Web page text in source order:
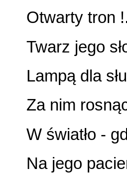
Otwarty tron
Twarz jego
Lampą dla
Za nim
W światło -
Na jego